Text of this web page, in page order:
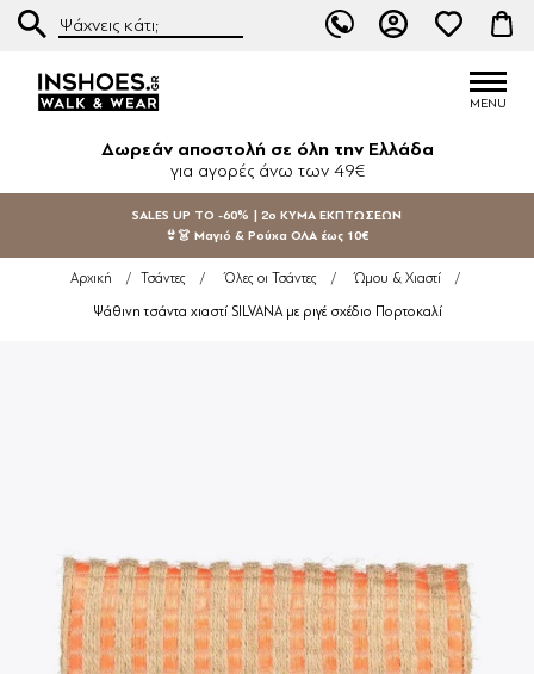
Δωρεάν αποστολή σε όλη την Ελλάδα
για αγορές άνω των 49€
SALES UP TO -60% | 2ο ΚΥΜΑ ΕΚΠΤΩΣΕΩΝ
👙👗 Μαγιό & Ρούχα ΟΛΑ έως 10€
Αρχική / Τσάντες / Όλες οι Τσάντες / Ώμου & Χιαστί /
Ψάθινη τσάντα χιαστί SILVANA με ριγέ σχέδιο Πορτοκαλί